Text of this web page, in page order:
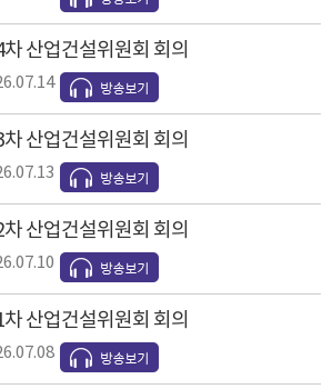
산업건설위원회 회의
산업건설위원회 회의
산업건설위원회 회의
산업건설위원회 회의